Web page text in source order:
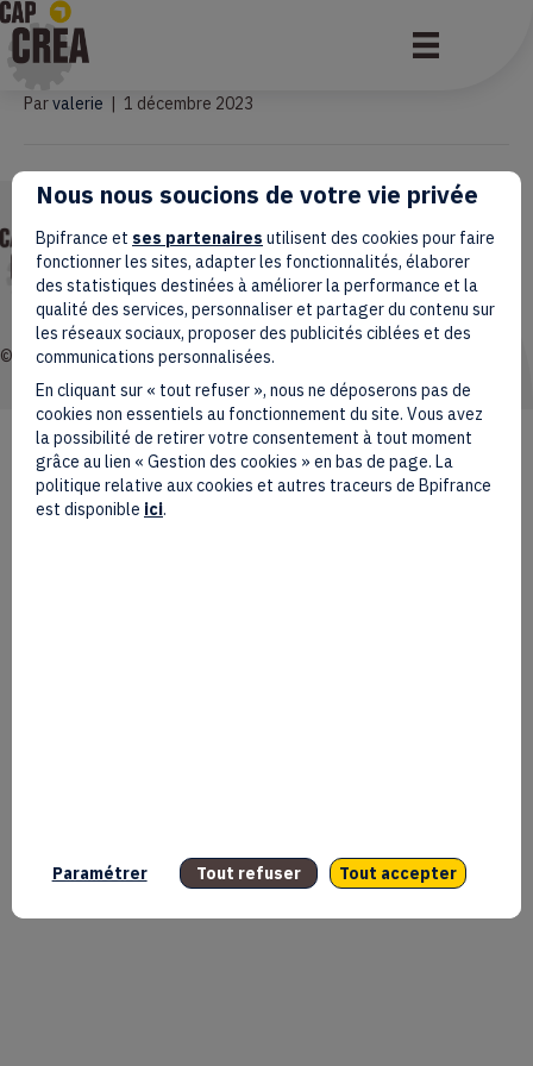
Martine Bernard
Parvalerie | 1 décembre 2023
Mentions légales
Données personnelles
Accessibilité : non conforme
Gestion des cookies
© 2026 Coq Créa. Tous droits réservés.
Nous nous soucions de votre vie privée
Bpifrance et ses partenaires utilisent des cookies pour faire
fonctionner les sites, adapter les fonctionnalités, élaborer
des statistiques destinées à améliorer la performance et la
qualité des services, personnaliser et partager du contenu sur
les réseaux sociaux, proposer des publicités ciblées et des
communications personnalisées.
En cliquant sur « tout refuser », nous ne déposerons pas de
cookies non essentiels au fonctionnement du site. Vous avez
la possibilité de retirer votre consentement à tout moment
grâce au lien « Gestion des cookies » en bas de page. La
politique relative aux cookies et autres traceurs de Bpifrance
est disponible ici.
Paramétrer Tout refuser Tout accepter